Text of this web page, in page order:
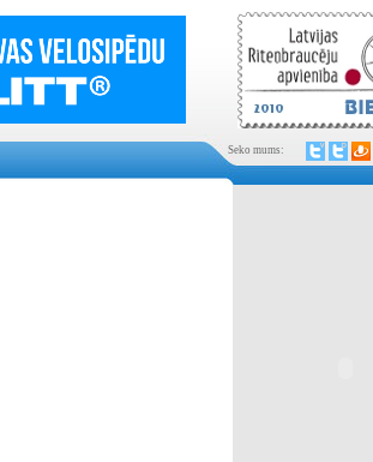
Seko mums: